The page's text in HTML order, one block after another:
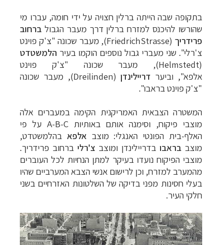
בתקופה שבה הייתה ברלין חצויה על ידי חומה, עברו מי
שהורשו להיכנס למזרח ברלין דרך מעבר הגבול ברחוב
פרידריך (
FriedrichStrasse
), מעבר שכונה "צ'ק פוינט
צ'רלי". שני מעברי גבול נוספים הוקמו בעיר הלמשטדט
(Helmstedt), מעבר שכונה "צ'ק פוינט
אלפא", וביער דריילינדן (
Dreilinden), מעבר שכונה
"צ'ק פוינט בראבו".
המשטרה הצבאית האמריקנית הקימה במעברים אלה
מוצבי פיקוח, וסימנה אותם באותיותA-B-C על פי
האלף-בית הפונטי האנגלי: מוצב אלפא בהלמשטדט,
מוצב בראבו בדריילינדן ומוצב צ'רלי ברחוב פרידריך.
מוצבי הפיקוח נועדו בעיקר למתן הנחיות לכל העוברים
מהמערב למזרח, וכן לרישום אנשי הצבא המערביים שהיו
בעלי חסינות מפני בדיקה של השלטונות האזרחיים בשני
חלקי העיר.